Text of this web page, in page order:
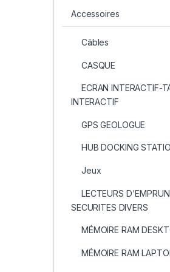
Accessoires
Câbles
CASQUE
ECRAN INTERACTIF-
INTERACTIF
GPS GEOLOGUE
HUB DOCKING
Jeux
LECTEURS
SECURITES DIVERS
MÉMOIRE RAM
MÉMOIRE RAM